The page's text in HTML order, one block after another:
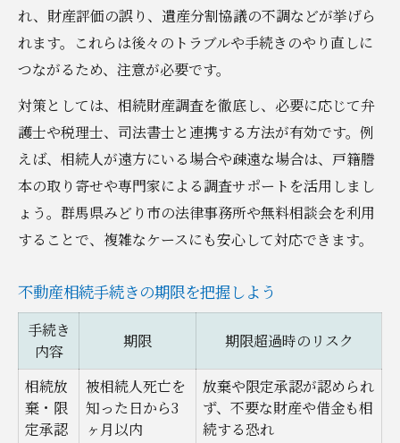
れ、財産評価の誤り、遺産分割協議の不調などが挙げら
れます。これらは後々のトラブルや手続きのやり直しに
つながるため、注意が必要です。
対策としては、相続財産調査を徹底し、必要に応じて弁
護士や税理士、司法書士と連携する方法が有効です。例
えば、相続人が遠方にいる場合や疎遠な場合は、戸籍謄
本の取り寄せや専門家による調査サポートを活用しまし
ょう。群馬県みどり市の法律事務所や無料相談会を利用
することで、複雑なケースにも安心して対応できます。
不動産相続手続きの期限を把握しよう
手続き
内容
期限 期限超過時のリスク
相続放
棄・限
定承認
被相続人死亡を
知った日から3
ヶ月以内
放棄や限定承認が認められ
ず、不要な財産や借金も相
続する恐れ